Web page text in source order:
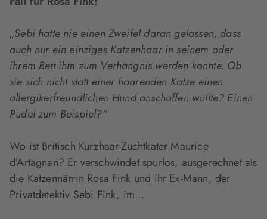
„Sebi hatte nie einen Zweifel daran gelassen, dass
auch nur ein einziges Katzenhaar in seinem oder
ihrem Bett ihm zum Verhängnis werden konnte. Ob
sie sich nicht statt einer haarenden Katze einen
allergikerfreundlichen Hund anschaffen wollte? Einen
Pudel zum Beispiel?“
Wo ist Britisch Kurzhaar-Zuchtkater Maurice
d’Artagnan? Er verschwindet spurlos, ausgerechnet als
die Katzennärrin Rosa Fink und ihr Ex-Mann, der
Privatdetektiv Sebi Fink, im…